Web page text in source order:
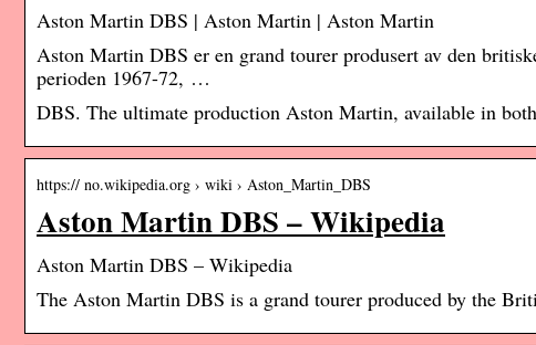
Aston Martin DBS | Aston Martin | Aston Martin
Aston Martin DBS er en grand tourer produsert av den
perioden 1967-72, …
DBS. The ultimate production Aston Martin, available in
https:// no.wikipedia.org › wiki › Aston_Martin_DBS
Aston Martin DBS – Wikipedia
Aston Martin DBS – Wikipedia
The Aston Martin DBS is a grand tourer produced by the